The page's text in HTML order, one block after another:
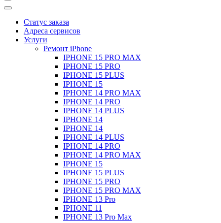
Статус заказа
Адреса сервисов
Услуги
Ремонт iPhone
IPHONE 15 PRO MAX
IPHONE 15 PRO
IPHONE 15 PLUS
IPHONE 15
IPHONE 14 PRO MAX
IPHONE 14 PRO
IPHONE 14 PLUS
IPHONE 14
IPHONE 14
IPHONE 14 PLUS
IPHONE 14 PRO
IPHONE 14 PRO MAX
IPHONE 15
IPHONE 15 PLUS
IPHONE 15 PRO
IPHONE 15 PRO MAX
IPHONE 13 Pro
IPHONE 11
IPHONE 13 Pro Max